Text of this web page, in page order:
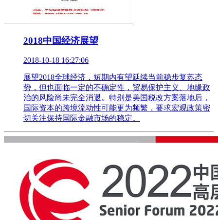
2018中国经济展望
2018-10-18 16:27:06
展望2018全球经济，短期内有望延续当前稳步复苏态
势，但也面临一定的不确定性，贸易保护主义、地缘政
治的风险尚未完全消退。特别是美国税改方案落地后，
国际资本的跨境流动性可能更为频繁，要求宏观政策密
切关注保持国际金融市场的稳定。